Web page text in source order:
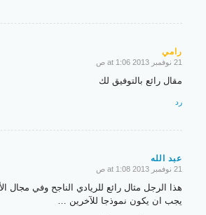
رامي
says:
21 نوفمبر 2013 at 1:06 ص
مقال رائع بالتوفيق لك
رد
عبد الله
says:
21 نوفمبر 2013 at 1:08 ص
هذا الرجل مثال رائع للريادي الناجح وفي مجال
يجب ان يكون نموذجا للآخرين …